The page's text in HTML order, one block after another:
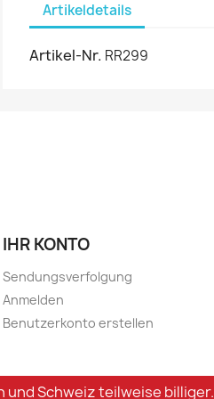
Artikeldetails
Artikel-Nr. RR299
IHR KONTO
Sendungsverfolgung
Anmelden
Benutzerkonto erstellen
und Schweiz teilweise billiger.